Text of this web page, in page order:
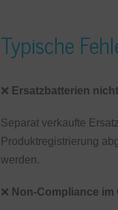
Typische
❌​ Ersatzbatterien
Separat verkaufte
Produktregistrierung
werden.
❌ ​ Non-Compliance im